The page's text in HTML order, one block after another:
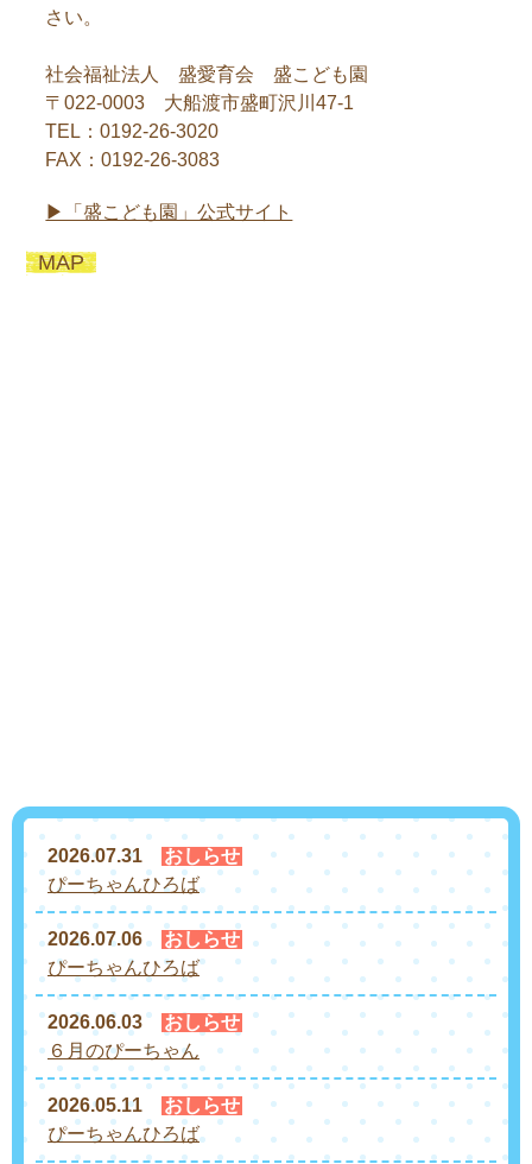
さい。
社会福祉法人 盛愛育会 盛こども園
〒022-0003 大船渡市盛町沢川47-1
TEL：0192-26-3020
FAX：0192-26-3083
▶︎「盛こども園」公式サイト
MAP
2026.07.31
おしらせ
ぴーちゃんひろば
2026.07.06
おしらせ
ぴーちゃんひろば
2026.06.03
おしらせ
６月のぴーちゃん
2026.05.11
おしらせ
ぴーちゃんひろば